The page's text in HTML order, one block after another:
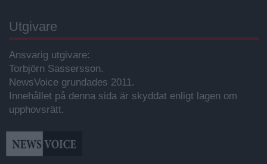
Utgivare
Ansvarig utgivare:
Torbjörn Sassersson.
NewsVoice grundades 2011.
Innehållet på denna sida är skyddat enligt lagen om
upphovsrätt.